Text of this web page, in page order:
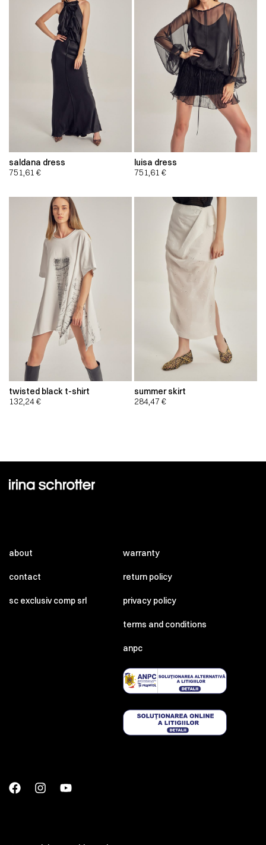
saldana dress
751,61 €
luisa dress
751,61 €
twisted black t-shirt
132,24€
summer skirt
284,47 €
about
contact
sc exclusiv comp srl
warranty
return policy
privacy policy
terms and conditions
anpc